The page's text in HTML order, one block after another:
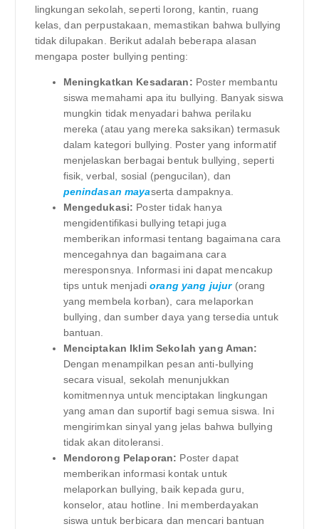
lingkungan sekolah, seperti lorong, kantin, ruang
kelas, dan perpustakaan, memastikan bahwa bullying
tidak dilupakan. Berikut adalah beberapa alasan
mengapa poster bullying penting:
Meningkatkan Kesadaran: Poster membantu
siswa memahami apa itu bullying. Banyak siswa
mungkin tidak menyadari bahwa perilaku
mereka (atau yang mereka saksikan) termasuk
dalam kategori bullying. Poster yang informatif
menjelaskan berbagai bentuk bullying, seperti
fisik, verbal, sosial (pengucilan), dan
penindasan mayaserta dampaknya.
Mengedukasi: Poster tidak hanya
mengidentifikasi bullying tetapi juga
memberikan informasi tentang bagaimana cara
mencegahnya dan bagaimana cara
meresponsnya. Informasi ini dapat mencakup
tips untuk menjadiorang yang jujur(orang
yang membela korban), cara melaporkan
bullying, dan sumber daya yang tersedia untuk
bantuan.
Menciptakan Iklim Sekolah yang Aman:
Dengan menampilkan pesan anti-bullying
secara visual, sekolah menunjukkan
komitmennya untuk menciptakan lingkungan
yang aman dan suportif bagi semua siswa. Ini
mengirimkan sinyal yang jelas bahwa bullying
tidak akan ditoleransi.
Mendorong Pelaporan: Poster dapat
memberikan informasi kontak untuk
melaporkan bullying, baik kepada guru,
konselor, atau hotline. Ini memberdayakan
siswa untuk berbicara dan mencari bantuan